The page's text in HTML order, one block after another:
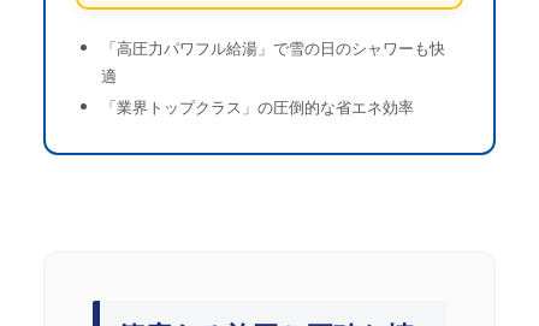
「高圧力パワフル給湯」で雪の日のシャワーも快
適
「業界トップクラス」の圧倒的な省エネ効率